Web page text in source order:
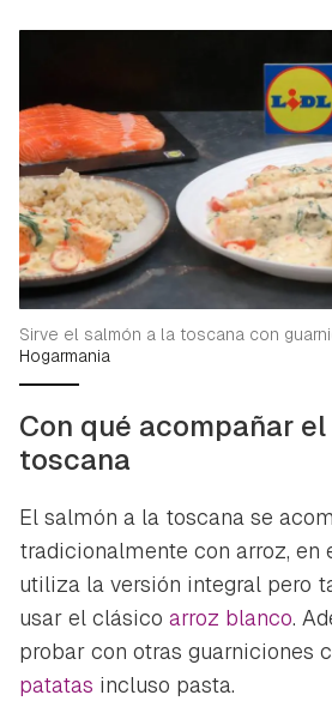
Sirve el salmón a la toscana con
Hogarmania
Con qué acompañar
toscana
El salmón a la toscana se
tradicionalmente con arroz, en
utiliza la versión integral pero
usar el clásico arroz blanco.
probar con otras guarniciones
patatas incluso pasta.